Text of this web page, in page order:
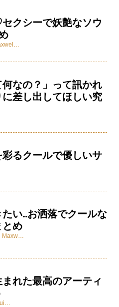
クシーで妖艶なソウ
何なの？」って訊かれ
差し出してほしい究
るクールで優しいサ
い…お洒落でクールな
とめ
Maxw…
れた最高のアーティ